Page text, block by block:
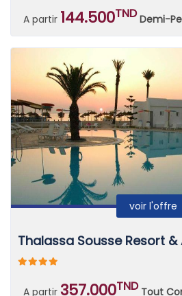
A partir 144.500TND Demi-
voir l'offre
Thalassa Sousse Resort
A partir 357.000TND Tout